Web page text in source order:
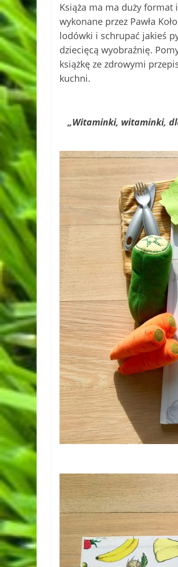
Książa ma ma duży format
wykonane przez Pawła
lodówki i schrupać jakieś
dziecięcą wyobraźnię.
książkę ze zdrowymi
kuchni.
„Witaminki, witaminki,